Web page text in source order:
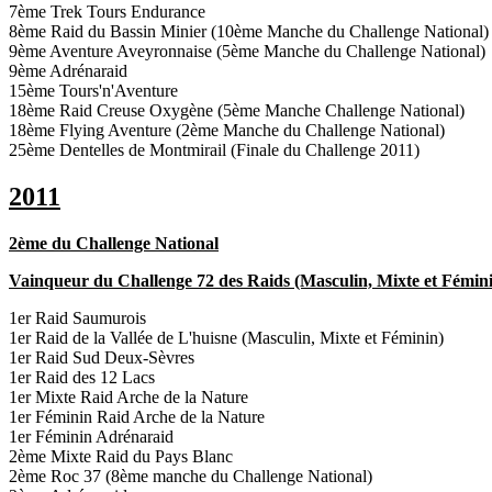
7ème Trek Tours Endurance
8ème Raid du Bassin Minier (10ème Manche du Challenge National)
9ème Aventure Aveyronnaise (5ème Manche du Challenge National)
9ème Adrénaraid
15ème Tours'n'Aventure
18ème Raid Creuse Oxygène (5ème Manche Challenge National)
18ème Flying Aventure (2ème Manche du Challenge National)
25ème Dentelles de Montmirail (Finale du Challenge 2011)
2011
2ème du Challenge National
Vainqueur du Challenge 72 des Raids (Masculin, Mixte et
1er Raid Saumurois
1er Raid de la Vallée de L'huisne (Masculin, Mixte et Féminin)
1er Raid Sud Deux-Sèvres
1er Raid des 12 Lacs
1er Mixte Raid Arche de la Nature
1er Féminin Raid Arche de la Nature
1er Féminin Adrénaraid
2ème Mixte Raid du Pays Blanc
2ème Roc 37 (8ème manche du Challenge National)